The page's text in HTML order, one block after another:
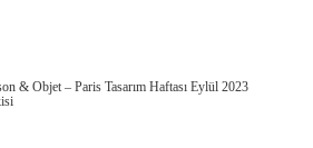
& Objet – Paris Tasarım Haftası Eylül 2023